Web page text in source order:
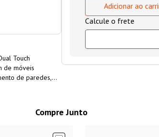
Touch
de móveis
de paredes,
custo-
Adicionar ao
Compre Junto